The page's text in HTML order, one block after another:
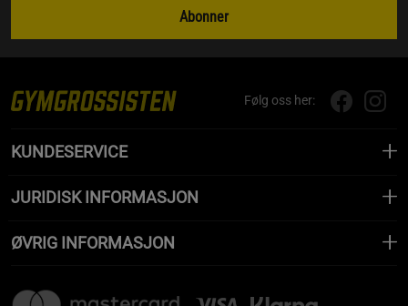
Abonner
Følg oss her:
KUNDESERVICE
JURIDISK INFORMASJON
ØVRIG INFORMASJON